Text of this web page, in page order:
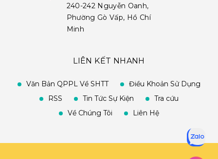
240-242 Nguyễn Oanh,
Phường Gò Vấp, Hồ Chí
Minh
LIÊN KẾT NHANH
Văn Bản QPPL Về SHTT
Điều Khoản Sử Dụng
RSS
Tin Tức Sự Kiện
Tra cứu
Về Chúng Tôi
Liên Hệ